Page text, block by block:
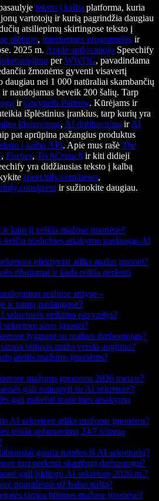
teksto į kalbą platforma, kuria
vartotojų ir kurią pagrindžia daugiau
atsiliepimų skirtingose teksto į
plėtinio, internetinės programėlės ir
2025 m. Apple apdovanojo Speechify
perWWDC, pavadindama
žmonėms gyventi visavertį
daugiau nei 1 000 natūraliai skambančių
naudojamas beveik 200 šalių. Tarp
irGwyneth Paltrow. Kūrėjams ir
išplėstinius įrankius, tarp kurių yra
klonavimas, AI dubliavimas irAI
pat aprūpina pažangius produktus
į kalbą API. Apie mus rašė The
, Forbes, TechCrunch ir kiti didieji
yra didžiausias teksto į kalbą
speechify.com/news,
press ir sužinokite daugiau.
kaip ji veikia mažose įmonėse?
keičia tradicines atsakymo paslaugas AI
efektyviai atliks mažai įmonei?
ribotumai ir kada reikia perleisti
realiose srityse –
ir namų paslaugose?
sekretorės veikimo pavyzdys?
savo įmonei?
lyginant su realiais darbuotojais?
būtinos mažo verslo augimui?
ateitis mažoms įmonėms?
mažoms įmonėms 2026 metais?
gali sutaupyti su AI sekretore?
gali pakeisti tradicines atsakymo
AI sekretorė atliks mažoms įmonėms?
teikia aptarnavimą 24/7 klientų
gauna naudos iš AI sekretorių?
turi perleisti skambutį darbuotojui?
gali įsidiegti AI sekretorę 2026 m.?
pranašesnė už balso paštą?
tampa būtinos mažose įmonėse?